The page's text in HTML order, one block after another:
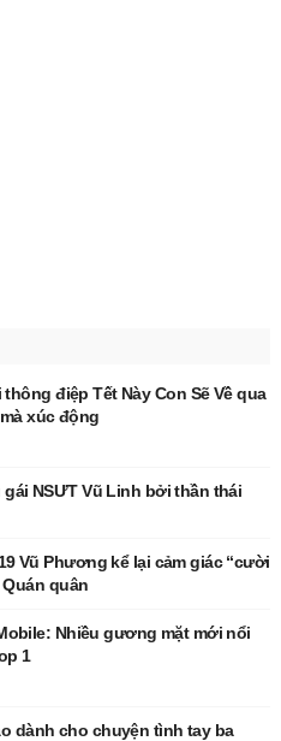
điệp Tết Này Con Sẽ Về qua
xúc động
NSƯT Vũ Linh bởi thần thái
Vũ Phương kể lại cảm giác “cười
quân
Nhiều gương mặt mới nổi
1
dành cho chuyện tình tay ba